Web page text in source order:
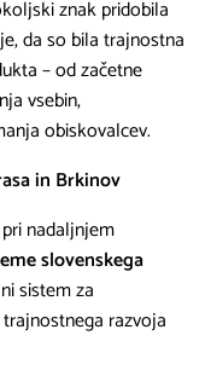
znak pridobila
da so bila trajnostna
– od začetne
vsebin,
obiskovalcev.
in Brkinov
nadaljnjem
slovenskega
sistem za
razvoja